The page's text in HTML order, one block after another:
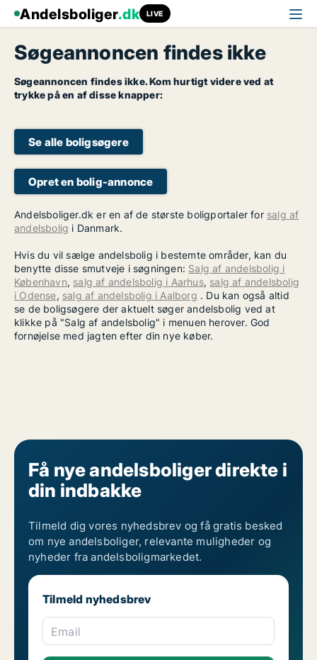
Andelsboliger.dk LIVE
Søgeannoncen findes ikke
Søgeannoncen findes ikke. Kom hurtigt videre ved at
trykke på en af disse knapper:
Se alle boligsøgere
Opret en bolig-annonce
Andelsboliger.dk er en af de største boligportaler for salg af
andelsbolig i Danmark.
Hvis du vil sælge andelsbolig i bestemte områder, kan du
benytte disse smutveje i søgningen: Salg af andelsbolig i
København, salg af andelsbolig i Aarhus, salg af andelsbolig
i Odense, salg af andelsbolig i Aalborg . Du kan også altid
se de boligsøgere der aktuelt søger andelsbolig ved at
klikke på "Salg af andelsbolig" i menuen herover. God
fornøjelse med jagten efter din nye køber.
Få nye andelsboliger direkte i
din indbakke
Tilmeld dig vores nyhedsbrev og få gratis besked
om nye andelsboliger, relevante muligheder og
nyheder fra andelsboligmarkedet.
Tilmeld nyhedsbrev
Email